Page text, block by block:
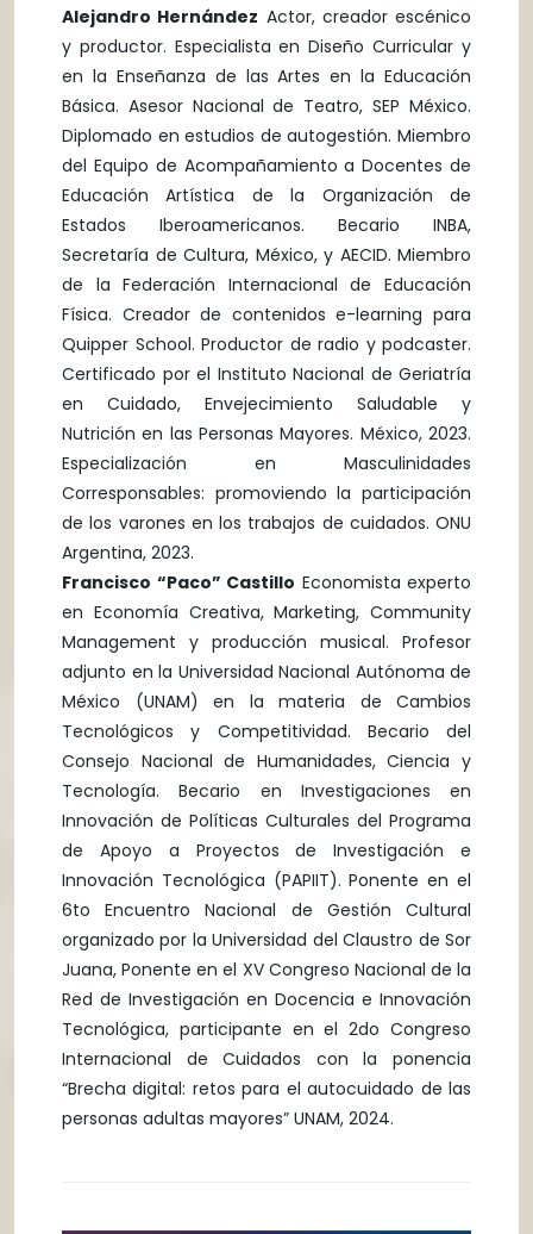
Alejandro Hernández Actor, creador escénico
y productor. Especialista en Diseño Curricular y
en la Enseñanza de las Artes en la Educación
Básica. Asesor Nacional de Teatro, SEP México.
Diplomado en estudios de autogestión. Miembro
del Equipo de Acompañamiento a Docentes de
Educación Artística de la Organización de
Estados Iberoamericanos. Becario INBA,
Secretaría de Cultura, México, y AECID. Miembro
de la Federación Internacional de Educación
Física. Creador de contenidos e-learning para
Quipper School. Productor de radio y podcaster.
Certificado por el Instituto Nacional de Geriatría
en Cuidado, Envejecimiento Saludable y
Nutrición en las Personas Mayores. México, 2023.
Especialización en Masculinidades
Corresponsables: promoviendo la participación
de los varones en los trabajos de cuidados. ONU
Argentina, 2023.
Francisco “Paco” Castillo Economista experto
en Economía Creativa, Marketing, Community
Management y producción musical. Profesor
adjunto en la Universidad Nacional Autónoma de
México (UNAM) en la materia de Cambios
Tecnológicos y Competitividad. Becario del
Consejo Nacional de Humanidades, Ciencia y
Tecnología. Becario en Investigaciones en
Innovación de Políticas Culturales del Programa
de Apoyo a Proyectos de Investigación e
Innovación Tecnológica (PAPIIT). Ponente en el
6to Encuentro Nacional de Gestión Cultural
organizado por la Universidad del Claustro de Sor
Juana, Ponente en el XV Congreso Nacional de la
Red de Investigación en Docencia e Innovación
Tecnológica, participante en el 2do Congreso
Internacional de Cuidados con la ponencia
“Brecha digital: retos para el autocuidado de las
personas adultas mayores” UNAM, 2024.